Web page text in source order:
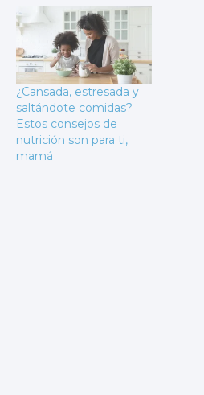
¿Cansada, estresada y
saltándote comidas?
Estos consejos de
nutrición son para ti,
mamá